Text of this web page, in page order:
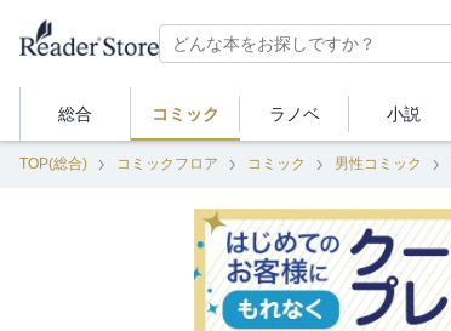
総合 コミック ラノベ 小説
TOP(総合) コミックフロア コミック 男性コミック